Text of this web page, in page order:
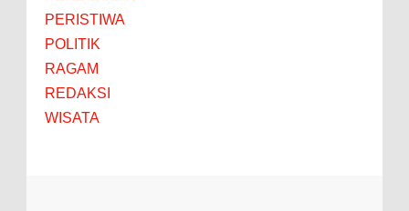
PERISTIWA
POLITIK
RAGAM
REDAKSI
WISATA